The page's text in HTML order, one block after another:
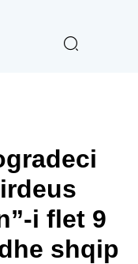
i flet 9
shqip